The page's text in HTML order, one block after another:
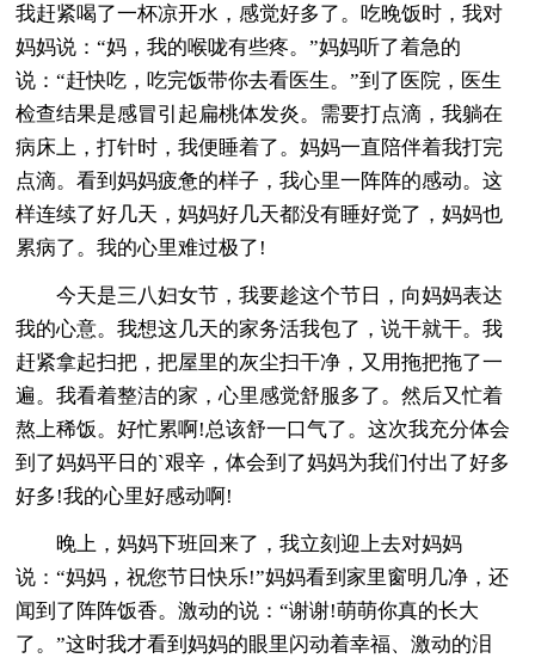
我赶紧喝了一杯凉开水，感觉好多了。吃晚饭时，我对
妈妈说：“妈，我的喉咙有些疼。”妈妈听了着急的
说：“赶快吃，吃完饭带你去看医生。”到了医院，医生
检查结果是感冒引起扁桃体发炎。需要打点滴，我躺在
病床上，打针时，我便睡着了。妈妈一直陪伴着我打完
点滴。看到妈妈疲惫的样子，我心里一阵阵的感动。这
样连续了好几天，妈妈好几天都没有睡好觉了，妈妈也
累病了。我的心里难过极了!
今天是三八妇女节，我要趁这个节日，向妈妈表达
我的心意。我想这几天的家务活我包了，说干就干。我
赶紧拿起扫把，把屋里的灰尘扫干净，又用拖把拖了一
遍。我看着整洁的家，心里感觉舒服多了。然后又忙着
熬上稀饭。好忙累啊!总该舒一口气了。这次我充分体会
到了妈妈平日的`艰辛，体会到了妈妈为我们付出了好多
好多!我的心里好感动啊!
晚上，妈妈下班回来了，我立刻迎上去对妈妈
说：“妈妈，祝您节日快乐!”妈妈看到家里窗明几净，还
闻到了阵阵饭香。激动的说：“谢谢!萌萌你真的长大
了。”这时我才看到妈妈的眼里闪动着幸福、激动的泪